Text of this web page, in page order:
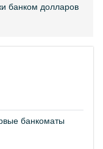
банком долларов
банкоматы